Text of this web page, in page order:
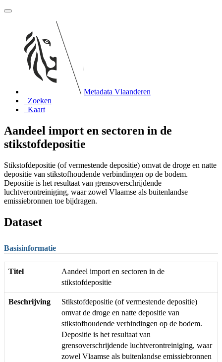
Metadata Vlaanderen
Zoeken
Kaart
Aandeel import en sectoren in de
stikstofdepositie
Stikstofdepositie (of vermestende depositie) omvat de droge en natte
depositie van stikstofhoudende verbindingen op de bodem.
Depositie is het resultaat van grensoverschrijdende
luchtverontreiniging, waar zowel Vlaamse als buitenlandse
emissiebronnen toe bijdragen.
Dataset
Basisinformatie
Titel
Aandeel import en sectoren in de
stikstofdepositie
Beschrijving
Stikstofdepositie (of vermestende depositie)
omvat de droge en natte depositie van
stikstofhoudende verbindingen op de bodem.
Depositie is het resultaat van
grensoverschrijdende luchtverontreiniging, waar
zowel Vlaamse als buitenlandse emissiebronnen